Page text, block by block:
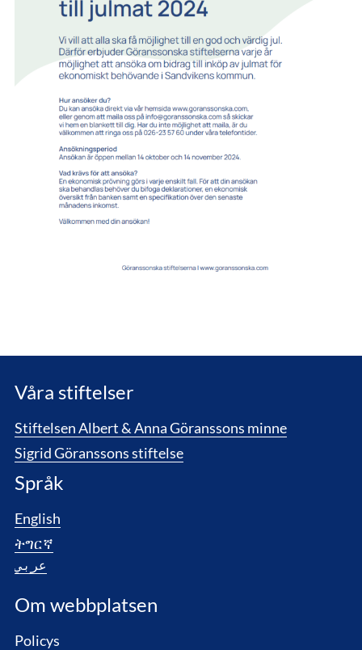
Våra stiftelser
Stiftelsen Albert & Anna Göranssons minne
Sigrid Göranssons stiftelse
Språk
English
ትግርኛ
عربي
Om webbplatsen
Policys